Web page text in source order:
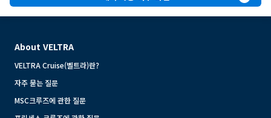
About VELTRA
VELTRA Cruise(벨트라)란?
자주 묻는 질문
MSC크루즈에 관한 질문